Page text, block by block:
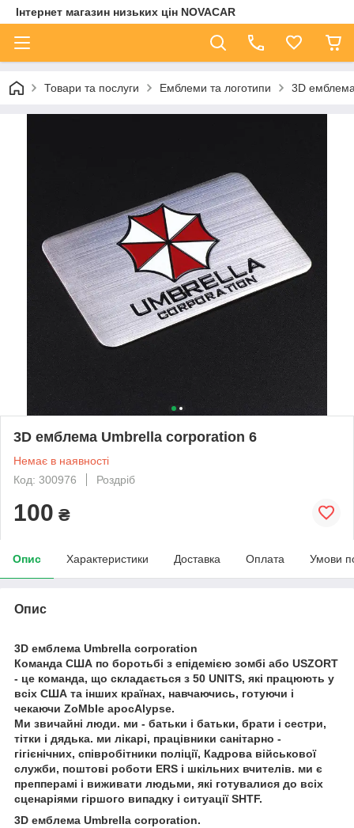
Інтернет магазин низьких цін NOVACAR
Товари та послуги Емблеми та логотипи 3D
3D емблема Umbrella corporation 6
Немає в наявності
Код: 300976
Роздріб
100 ₴
Опис Характеристики Доставка Оплата Умови
Опис
3D емблема Umbrella corporation
Команда США по боротьбі з епідемією зомбі або USZORT
- це команда, що складається з 50 UNITS, які працюють у
всіх США та інших країнах, навчаючись, готуючи і
чекаючи ZoMbIe apocAlypse.
Ми звичайні люди. ми - батьки і батьки, брати і сестри,
тітки і дядька. ми лікарі, працівники санітарно -
гігієнічних, співробітники поліції, Кадрова військової
служби, поштові роботи ERS і шкільних вчителів. ми є
препперамі і виживати людьми, які готувалися до всіх
сценаріями гіршого випадку і ситуації SHTF.
3D емблема Umbrella corporation.